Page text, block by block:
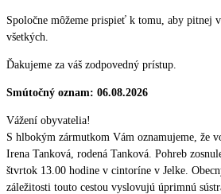
Spoločne môžeme prispieť k tomu, aby pitnej
všetkých.
Ďakujeme za váš zodpovedný prístup.
Smútočný oznam: 06.08.2026
Vážení obyvatelia!
S hlbokým zármutkom Vám oznamujeme, že
Irena Tanková, rodená Tanková. Pohreb
štvrtok 13.00 hodine v cintoríne v Jelke.
záležitosti touto cestou vyslovujú úprimnú